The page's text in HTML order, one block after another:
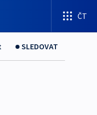
ČT
SLEDOVAT